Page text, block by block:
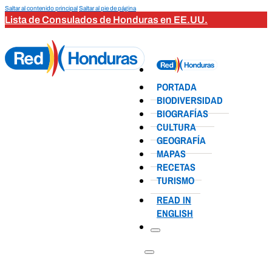
Saltar al contenido principalSaltar al pie de página
Lista de Consulados de Honduras en EE.UU.
PORTADA
BIODIVERSIDAD
BIOGRAFÍAS
CULTURA
GEOGRAFÍA
MAPAS
RECETAS
TURISMO
READ IN
ENGLISH